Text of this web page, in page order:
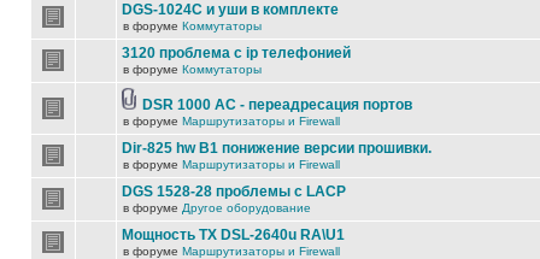
DGS-1024C и уши в комплекте
в форуме Коммутаторы
3120 проблема с ip телефонией
в форуме Коммутаторы
DSR 1000 AC - переадресация портов
в форуме Маршрутизаторы и Firewall
Dir-825 hw B1 понижение версии прошивки.
в форуме Маршрутизаторы и Firewall
DGS 1528-28 проблемы с LACP
в форуме Другое оборудование
Мощность TX DSL-2640u RA\U1
в форуме Маршрутизаторы и Firewall